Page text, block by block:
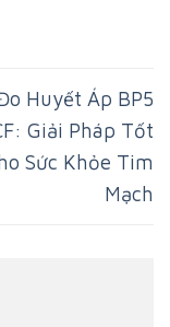
Huyết Áp BP5
Giải Pháp Tốt
Sức Khỏe Tim
Mạch